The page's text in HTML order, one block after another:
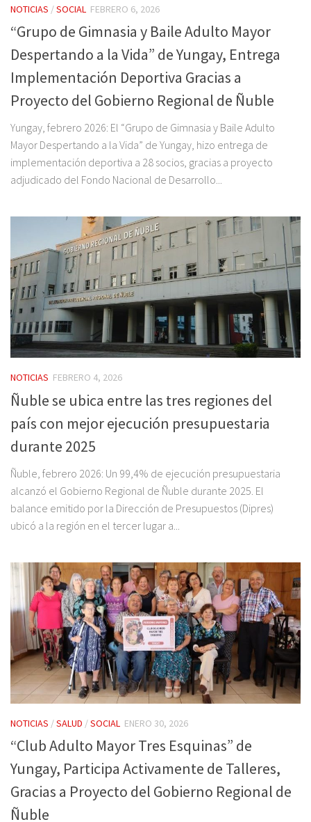
NOTICIAS /SOCIAL FEBRERO 6, 2026
“Grupo de Gimnasia y Baile Adulto Mayor
Despertando a la Vida” de Yungay, Entrega
Implementación Deportiva Gracias a
Proyecto del Gobierno Regional de Ñuble
Yungay, febrero 2026: El “Grupo de Gimnasia y Baile Adulto
Mayor Despertando a la Vida” de Yungay, hizo entrega de
implementación deportiva a 28 socios, gracias a proyecto
adjudicado del Fondo Nacional de Desarrollo...
NOTICIAS FEBRERO 4, 2026
Ñuble se ubica entre las tres regiones del
país con mejor ejecución presupuestaria
durante 2025
Ñuble, febrero 2026: Un 99,4% de ejecución presupuestaria
alcanzó el Gobierno Regional de Ñuble durante 2025. El
balance emitido por la Dirección de Presupuestos (Dipres)
ubicó a la región en el tercer lugar a...
NOTICIAS /SALUD /SOCIAL ENERO 30, 2026
“Club Adulto Mayor Tres Esquinas” de
Yungay, Participa Activamente de Talleres,
Gracias a Proyecto del Gobierno Regional de
Ñuble